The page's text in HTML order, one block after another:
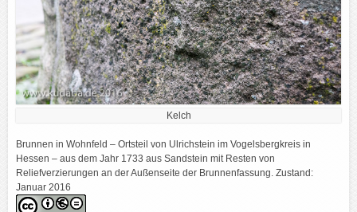
Kelch
Brunnen in Wohnfeld – Ortsteil von Ulrichstein im Vogelsbergkreis in
Hessen – aus dem Jahr 1733 aus Sandstein mit Resten von
Reliefverzierungen an der Außenseite der Brunnenfassung. Zustand:
Januar 2016